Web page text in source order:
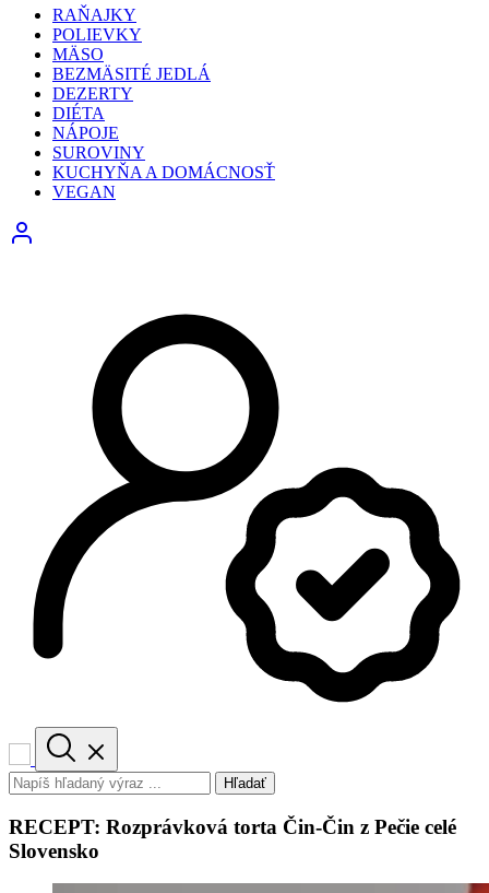
RAŇAJKY
POLIEVKY
MÄSO
BEZMÄSITÉ JEDLÁ
DEZERTY
DIÉTA
NÁPOJE
SUROVINY
KUCHYŇA A DOMÁCNOSŤ
VEGAN
Hľadať
RECEPT: Rozprávková torta Čin-Čin z Pečie celé
Slovensko